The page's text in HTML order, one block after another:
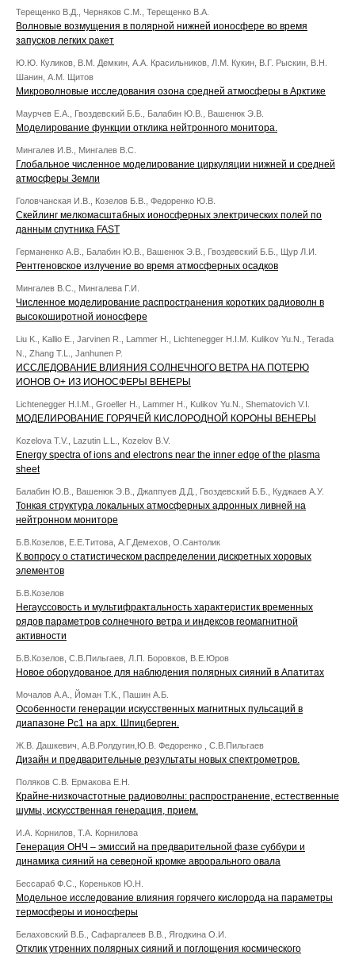
Терещенко В.Д., Черняков С.М., Терещенко В.А.
Волновые возмущения в полярной нижней ионосфере во время
запусков легких ракет
Ю.Ю. Куликов, В.М. Демкин, А.А. Красильников, Л.М. Кукин, В.Г. Рыскин, В.Н.
Шанин, А.М. Щитов
Микроволновые исследования озона средней атмосферы в Арктике
Маурчев Е.А., Гвоздевский Б.Б., Балабин Ю.В., Вашенюк Э.В.
Моделирование функции отклика нейтронного монитора.
Мингалев И.В., Мингалев В.С.
Глобальное численное моделирование циркуляции нижней и средней
атмосферы Земли
Головчанская И.В., Козелов Б.В., Федоренко Ю.В.
Скейлинг мелкомасштабных ионосферных электрических полей по
данным спутника FAST
Германенко А.В., Балабин Ю.В., Вашенюк Э.В., Гвоздевский Б.Б., Щур Л.И.
Рентгеновское излучение во время атмосферных осадков
Мингалев В.С., Мингалева Г.И.
Численное моделирование распространения коротких радиоволн в
высокоширотной ионосфере
Liu K., Kallio E., Jarvinen R., Lammer H., Lichtenegger H.I.M. Kulikov Yu.N., Terada
N., Zhang T.L., Janhunen P.
ИССЛЕДОВАНИЕ ВЛИЯНИЯ СОЛНЕЧНОГО ВЕТРА НА ПОТЕРЮ
ИОНОВ O+ ИЗ ИОНОСФЕРЫ ВЕНЕРЫ
Lichtenegger H.I.M., Groeller H., Lammer H., Kulikov Yu.N., Shematovich V.I.
МОДЕЛИРОВАНИЕ ГОРЯЧЕЙ КИСЛОРОДНОЙ КОРОНЫ ВЕНЕРЫ
Kozelova T.V., Lazutin L.L., Kozelov B.V.
Energy spectra of ions and electrons near the inner edge of the plasma
sheet
Балабин Ю.В., Вашенюк Э.В., Джаппуев Д.Д., Гвоздевский Б.Б., Куджаев А.У.
Тонкая структура локальных атмосферных адронных ливней на
нейтронном мониторе
Б.В.Козелов, Е.Е.Титова, А.Г.Демехов, О.Сантолик
К вопросу о статистическом распределении дискретных хоровых
элементов
Б.В.Козелов
Негауссовость и мультифрактальность характеристик временных
рядов параметров солнечного ветра и индексов геомагнитной
активности
Б.В.Козелов, С.В.Пильгаев, Л.П. Боровков, В.Е.Юров
Новое оборудованое для наблюдения полярных сияний в Апатитах
Мочалов А.А., Йоман Т.К., Пашин А.Б.
Особенности генерации искусственных магнитных пульсаций в
диапазоне Рс1 на арх. Шпицберген.
Ж.В. Дашкевич, А.В.Ролдугин,Ю.В. Федоренко , С.В.Пильгаев
Дизайн и предварительные результаты новых спектрометров.
Поляков С.В. Ермакова Е.Н.
Крайне-низкочастотные радиоволны: распространение, естественные
шумы, искусственная генерация, прием.
И.А. Корнилов, Т.А. Корнилова
Генерация ОНЧ – эмиссий на предварительной фазе суббури и
динамика сияний на северной кромке аврорального овала
Бессараб Ф.С., Кореньков Ю.Н.
Модельное исследование влияния горячего кислорода на параметры
термосферы и ионосферы
Белаховский В.Б., Сафаргалеев В.В., Ягодкина О.И.
Отклик утренних полярных сияний и поглощения космического